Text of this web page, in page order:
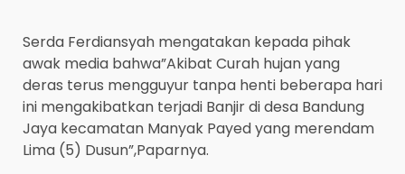
Serda Ferdiansyah mengatakan kepada pihak
awak media bahwa”Akibat Curah hujan yang
deras terus mengguyur tanpa henti beberapa hari
ini mengakibatkan terjadi Banjir di desa Bandung
Jaya kecamatan Manyak Payed yang merendam
Lima (5) Dusun”,Paparnya.